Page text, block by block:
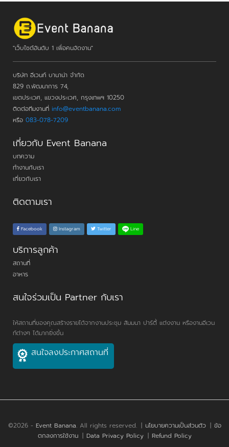
"เว็บไซต์อันดับ 1 เพื่อคนจัดงาน"
บริษัท อีเวนท์ บานาน่า จำกัด
829 ถ.พัฒนาการ 74,
เขตประเวศ, แขวงประเวศ, กรุงเทพฯ 10250
ติดต่อทีมงานที่ info@eventbanana.com
หรือ 083-078-7209
เกี่ยวกับ Event Banana
บทความ
ทำงานกับเรา
เกี่ยวกับเรา
ติดตามเรา
Facebook Instagram Twitter Line
บริการลูกค้า
สถานที่
อาหาร
สนใจร่วมเป็น Partner กับเรา
ให้สถานที่ของคุณสร้างรายได้จากงานประชุม สัมมนา ปาร์ตี้ แต่งงาน หรืองานอีเวน
ท์ต่างๆ ได้มากยิ่งขึ้น
สนใจลงประกาศสถานที่
©2026 - Event Banana. All rights reserved. | นโยบายความเป็นส่วนตัว | ข้อ
ตกลงการใช้งาน | Data Privacy Policy | Refund Policy